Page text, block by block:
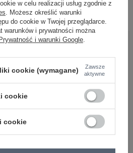
BLISKO NAS
w celu realizacji usług zgodnie z
. Możesz określić warunki
do cookie w Twojej przeglądarce.
warunków i prywatności można
i warunki Google
cookie (wymagane)
Zawsze
aktywne
cookie
cookie